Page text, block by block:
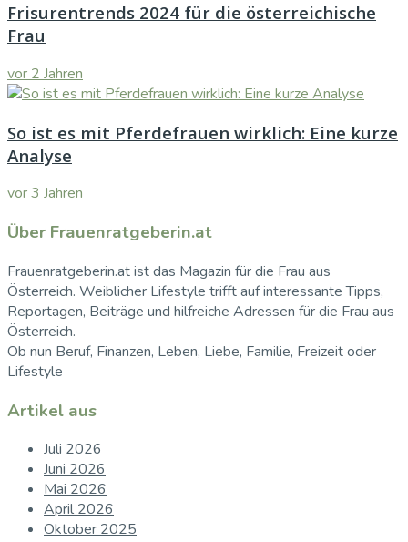
Frisurentrends 2024 für die österreichische
Frau
vor 2 Jahren
So ist es mit Pferdefrauen wirklich: Eine kurze
Analyse
vor 3 Jahren
Über Frauenratgeberin.at
Frauenratgeberin.at ist das Magazin für die Frau aus
Österreich. Weiblicher Lifestyle trifft auf interessante Tipps,
Reportagen, Beiträge und hilfreiche Adressen für die Frau aus
Österreich.
Ob nun Beruf, Finanzen, Leben, Liebe, Familie, Freizeit oder
Lifestyle
Artikel aus
Juli 2026
Juni 2026
Mai 2026
April 2026
Oktober 2025